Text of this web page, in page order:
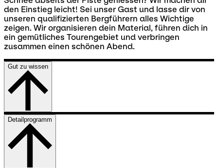
den Einstieg leicht! Sei unser Gast und lasse dir von
unseren qualifizierten Bergführern alles Wichtige
zeigen. Wir organisieren dein Material, führen dich in
ein gemütliches Tourengebiet und verbringen
zusammen einen schönen Abend.
Gut zu wissen
Detailprogramm